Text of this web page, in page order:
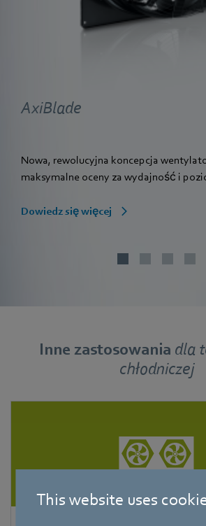
This website uses
AxiBlade
Nowa, rewolucyjna koncepcja
maksymalne oceny za wydajność i
Dowiedz się więcej
Inne zastosowania dla
chłodniczej